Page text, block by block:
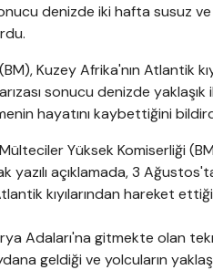
denizde iki hafta susuz ve
Kuzey Afrika'nın Atlantik
sonucu denizde
hayatını kaybettiğini
Yüksek Komiserliği
yazılı açıklamada, 3
kıyılarından hareket ettiği
Adaları'na gitmekte olan
geldiği ve yolcuların